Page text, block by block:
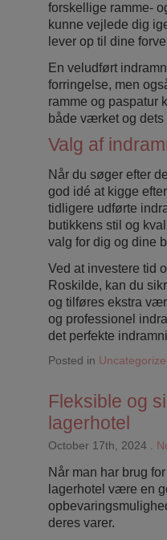
forskellige ramme-
kunne vejlede dig
lever op til dine
En veludført
forringelse, men
ramme og paspatur
både værket og dets
Valg af
Når du søger efter
god idé at kigge
tidligere udførte
butikkens stil og
valg for dig og dine
Ved at investere tid
Roskilde, kan du
og tilføres ekstra
og professionel
det perfekte
Posted in
Fleksible og
lagerhotel
October 17th, 2024
Når man har brug
lagerhotel være en
deres varer.